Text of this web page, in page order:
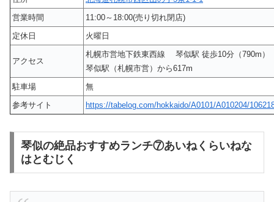
営業時間
11:00～18:00(売り切れ閉店)
定休日
火曜日
アクセス
札幌市営地下鉄東西線 琴似駅 徒歩10分（790m）
琴似駅（札幌市営）から617m
駐車場
無
参考サイト
https://tabelog.com/hokkaido/A0101/A010204/
琴似の絶品おすすめランチ⑦あいねくらいねな
はとむじく